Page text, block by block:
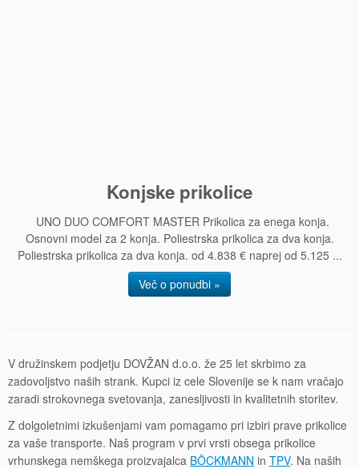
Konjske prikolice
UNO DUO COMFORT MASTER Prikolica za enega konja.
Osnovni model za 2 konja. Poliestrska prikolica za dva konja.
Poliestrska prikolica za dva konja. od 4.838 € naprej od 5.125 ...
Več o ponudbi »
V družinskem podjetju DOVŽAN d.o.o. že 25 let skrbimo za
zadovoljstvo naših strank. Kupci iz cele Slovenije se k nam vračajo
zaradi strokovnega svetovanja, zanesljivosti in kvalitetnih storitev.
Z dolgoletnimi izkušenjami vam pomagamo pri izbiri prave prikolice
za vaše transporte. Naš program v prvi vrsti obsega prikolice
vrhunskega nemškega proizvajalca BÖCKMANN in TPV. Na naših